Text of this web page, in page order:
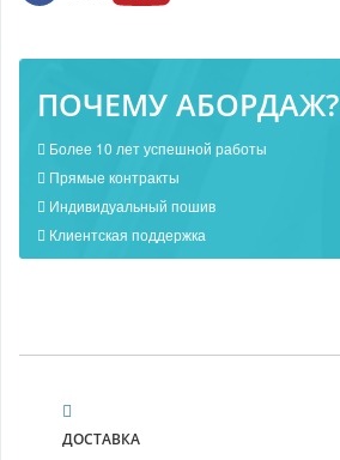
ПОЧЕМУ АБОРДАЖ?
Более 10 лет успешной работы
Прямые контракты
Индивидуальный пошив
Клиентская поддержка
ДОСТАВКА